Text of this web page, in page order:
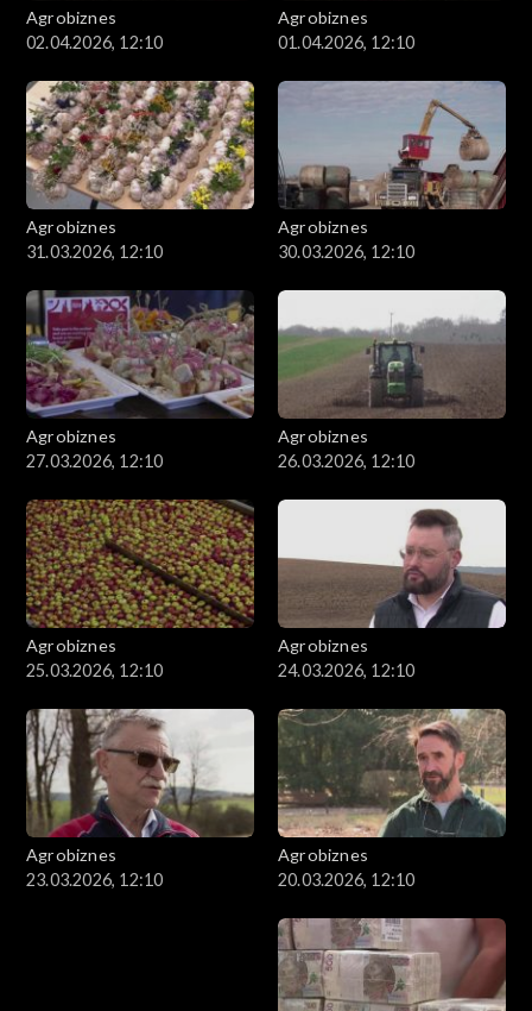
Agrobiznes
02.04.2026, 12:10
Agrobiznes
01.04.2026, 12:10
Agrobiznes
31.03.2026, 12:10
Agrobiznes
30.03.2026, 12:10
Agrobiznes
27.03.2026, 12:10
Agrobiznes
26.03.2026, 12:10
Agrobiznes
25.03.2026, 12:10
Agrobiznes
24.03.2026, 12:10
Agrobiznes
23.03.2026, 12:10
Agrobiznes
20.03.2026, 12:10